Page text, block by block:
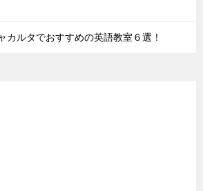
カルタでおすすめの英語教室６選！